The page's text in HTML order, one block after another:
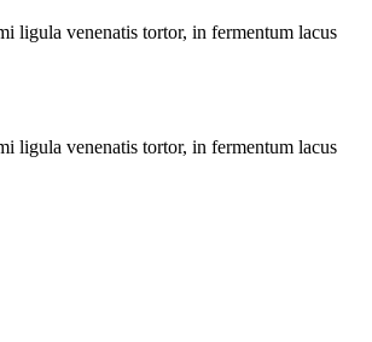
ligula venenatis tortor, in fermentum lacus
ligula venenatis tortor, in fermentum lacus